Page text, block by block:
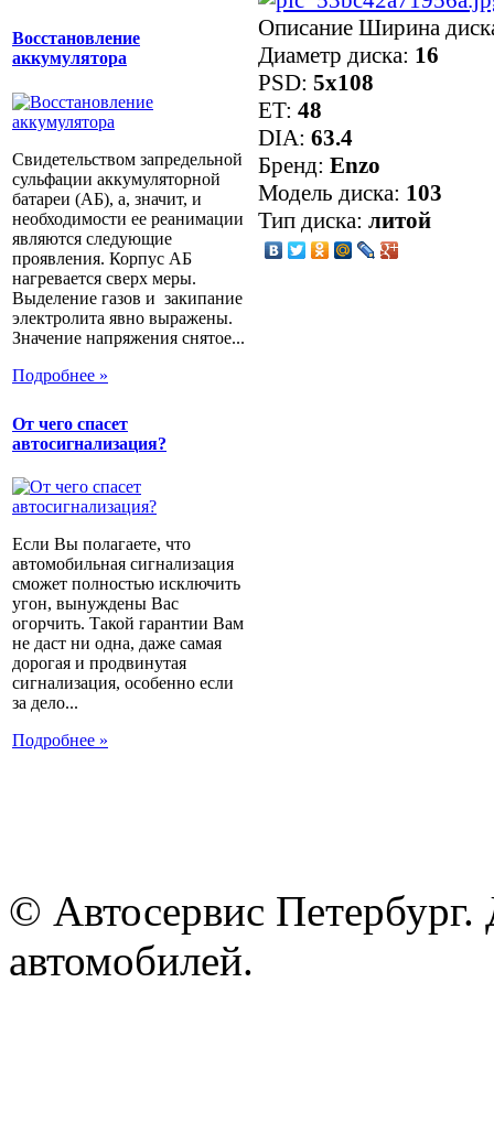
Восстановление
аккумулятора
Свидетельством запредельной
сульфации аккумуляторной
батареи (АБ), а, значит, и
необходимости ее реанимации
являются следующие
проявления. Корпус АБ
нагревается сверх меры.
Выделение газов и закипание
электролита явно выражены.
Значение напряжения снятое...
Подробнее »
От чего спасет
автосигнализация?
Если Вы полагаете, что
автомобильная сигнализация
сможет полностью исключить
угон, вынуждены Вас
огорчить. Такой гарантии Вам
не даст ни одна, даже самая
дорогая и продвинутая
сигнализация, особенно если
за дело...
Подробнее »
Описание Ширина
Диаметр диска: 16
PSD: 5x108
ET: 48
DIA: 63.4
Бренд: Enzo
Модель диска: 103
Тип диска: литой
© Автосервис
автомобилей.